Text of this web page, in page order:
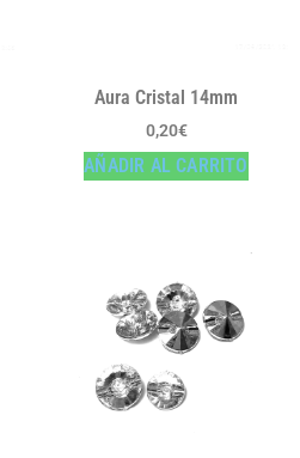
Aura Cristal 14mm
0,20€
AÑADIR AL CARRITO